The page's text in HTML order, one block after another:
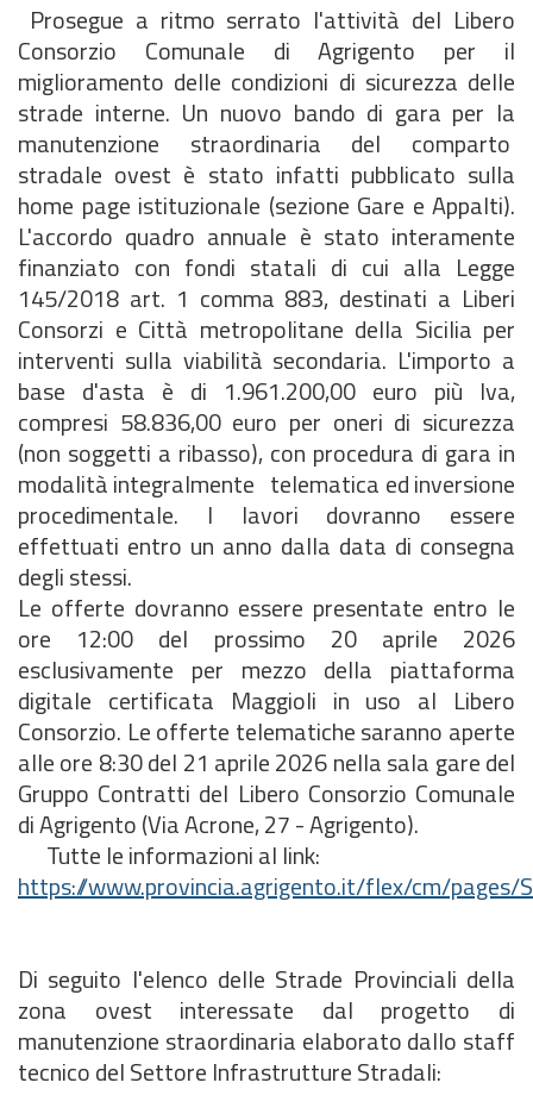
Prosegue a ritmo serrato l'attività del Libero
Consorzio Comunale di Agrigento per il
miglioramento delle condizioni di sicurezza delle
strade interne. Un nuovo bando di gara per la
manutenzione straordinaria del comparto
stradale ovest è stato infatti pubblicato sulla
home page istituzionale (sezione Gare e Appalti).
L'accordo quadro annuale è stato interamente
finanziato con fondi statali di cui alla Legge
145/2018 art. 1 comma 883, destinati a Liberi
Consorzi e Città metropolitane della Sicilia per
interventi sulla viabilità secondaria. L'importo a
base d'asta è di 1.961.200,00 euro più Iva,
compresi 58.836,00 euro per oneri di sicurezza
(non soggetti a ribasso), con procedura di gara in
modalità integralmente telematica ed inversione
procedimentale. I lavori dovranno essere
effettuati entro un anno dalla data di consegna
degli stessi.
Le offerte dovranno essere presentate entro le
ore 12:00 del prossimo 20 aprile 2026
esclusivamente per mezzo della piattaforma
digitale certificata Maggioli in uso al Libero
Consorzio. Le offerte telematiche saranno aperte
alle ore 8:30 del 21 aprile 2026 nella sala gare del
Gruppo Contratti del Libero Consorzio Comunale
di Agrigento (Via Acrone, 27 - Agrigento).
Tutte le informazioni al link:
https://www.provincia.agrigento.it/flex/cm/pages/
Di seguito l'elenco delle Strade Provinciali della
zona ovest interessate dal progetto di
manutenzione straordinaria elaborato dallo staff
tecnico del Settore Infrastrutture Stradali: